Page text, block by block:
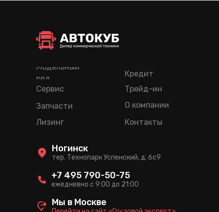
Лизинг
Кредит
Трейд-ин
Модельный
ряд
Сервис
Запчасти
О компании
Контакты
тер. Технопарк Успенский, д. 6c9
Ногинск
ежедневно с 9:00 до 21:00
+7 495 790-50-75
Мы в Москве